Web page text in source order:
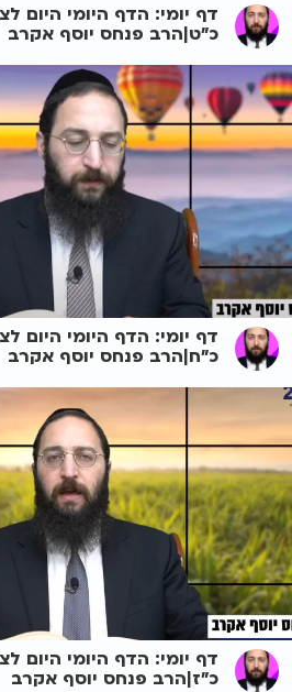
דף יומי: הדף היומי היום
כ"ט|הרב פנחס יוסף אקרב
דף יומי: הדף היומי היום
כ"ח|הרב פנחס יוסף אקרב
דף יומי: הדף היומי היום
כ"ז|הרב פנחס יוסף אקרב